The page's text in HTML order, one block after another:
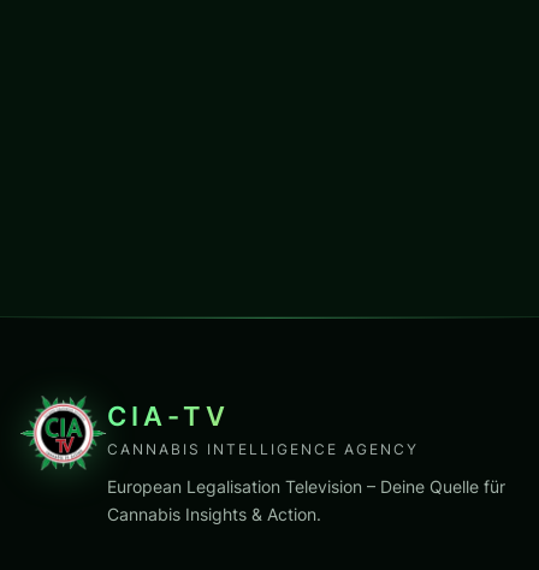
CIA-TV
CANNABIS INTELLIGENCE AGENCY
European Legalisation Television – Deine Quelle für
Cannabis Insights & Action.